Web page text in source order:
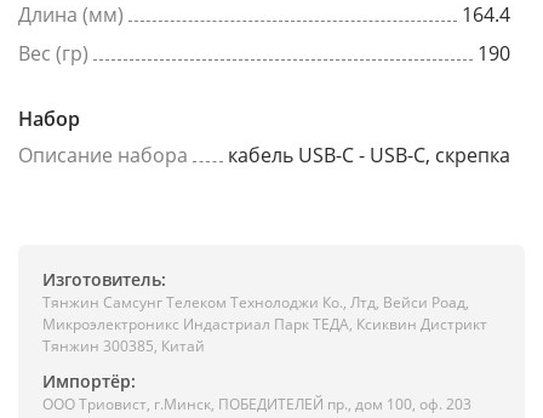
Длина (мм)
164.4
Вес (гр)
190
Набор
Описание набора
кабель USB-C - USB-C, скрепка
Изготовитель:
Тянжин Самсунг Телеком Технолоджи Ко., Лтд, Вейси Роад,
Микроэлектроникс Индастриал Парк ТЕДА, Ксиквин Дистрикт
Тянжин 300385, Китай
Импортёр:
ООО Триовист, г.Минск, ПОБЕДИТЕЛЕЙ пр., дом 100, оф. 203